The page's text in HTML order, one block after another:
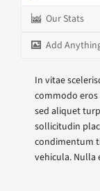
Our Stats
Add
In vitae
commodo
sed aliquet
sollicitudin
condimentum
vehicula. Nulla